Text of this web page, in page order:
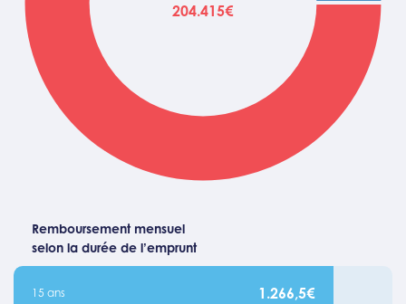
204.415€
Remboursement mensuel
selon la durée de l’emprunt
15 ans 1.266,5€